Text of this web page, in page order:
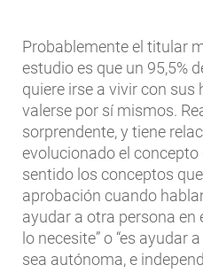
Probablemente el titular
estudio es que un 95,5%
quiere irse a vivir con
valerse por sí mismos.
sorprendente, y tiene
evolucionado el concepto
sentido los conceptos
aprobación cuando
ayudar a otra persona
lo necesite” o “es ayudar
sea autónoma, e